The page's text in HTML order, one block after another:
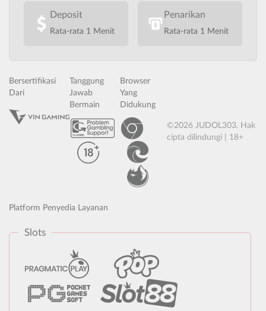
Deposit
Rata-rata 1 Menit
Penarikan
Rata-rata 1 Menit
Bersertifikasi
Dari
Tanggung
Jawab
Bermain
Browser
Yang
Didukung
©2026 JUDOL303. Hak
cipta dilindungi | 18+
Platform Penyedia Layanan
Slots